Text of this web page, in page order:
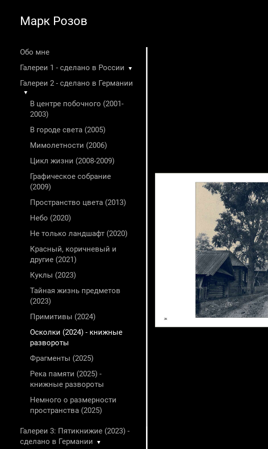
Марк Розов
Обо мне
Галереи 1 - сделано в России
▼
Галереи 2 - сделано в Германии
▼
В центре побочного (2001-
2003)
В городе света (2005)
Мимолетности (2006)
Цикл жизни (2008-2009)
Графическое собрание
(2009)
Пространство цвета (2013)
Небо (2020)
Не только ландшафт (2020)
Красный, коричневый и
другие (2021)
Куклы (2023)
Тайная жизнь предметов
(2023)
Примитивы (2024)
Осколки (2024) - книжные
развороты
Фрагменты (2025)
Река памяти (2025) -
книжные развороты
Немного о размерности
пространства (2025)
Галереи 3: Пятикнижие (2023) -
сделано в Германии
▼